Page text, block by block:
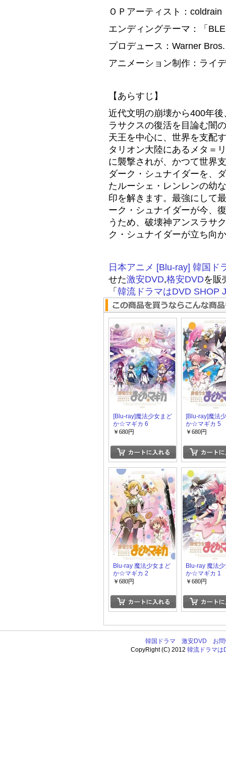
ＯＰアーティスト：
エンディングテーマ：「
プロデュース：Warner
アニメーション制作：ライ
【あらすじ】
近代文明の崩壊から400年
ラサクスの復活を目論む闇
天王を中心に、世界を支配
タリオン大陸にあるメタ＝
に襲撃されが、かつて世界
ダーク・シュナイダーを、
たルーシェ・レンレンの幼
印を解きます。最強にして
ーク・シュナイダーが今、
うため、破壊神アンスラサ
ク・シュナイダーが立ち向
日本アニメ [Blu-ray] 韓国ド
せた激安DVD,格安DVDを販
「 韓流ドラマはDVD SHOP
[Blu-ray]魔法少女まど
か☆マギカ 6
￥680円
[Blu-ray]魔法
か☆マギカ 5
￥680円
Blu-ray 魔法少女まど
か☆マギカ 2
￥680円
Blu-ray 魔法
か☆マギカ 1
￥680円
韓国ドラマ 激安DVD
お
CopyRight (C) 2012韓流ドラマは